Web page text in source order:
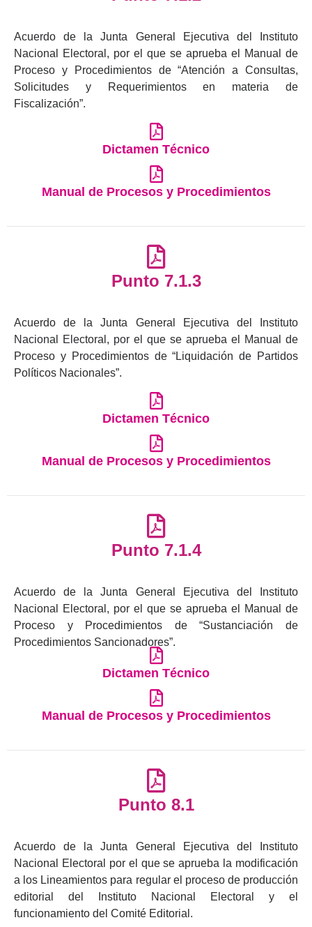
Acuerdo de la Junta General Ejecutiva del Instituto
Nacional Electoral, por el que se aprueba el Manual de
Proceso y Procedimientos de “Atención a Consultas,
Solicitudes y Requerimientos en materia de
Fiscalización”.
Dictamen Técnico
Manual de Procesos y Procedimientos
Punto 7.1.3
Acuerdo de la Junta General Ejecutiva del Instituto
Nacional Electoral, por el que se aprueba el Manual de
Proceso y Procedimientos de “Liquidación de Partidos
Políticos Nacionales”.
Dictamen Técnico
Manual de Procesos y Procedimientos
Punto 7.1.4
Acuerdo de la Junta General Ejecutiva del Instituto
Nacional Electoral, por el que se aprueba el Manual de
Proceso y Procedimientos de “Sustanciación de
Procedimientos Sancionadores”.
Dictamen Técnico
Manual de Procesos y Procedimientos
Punto 8.1
Acuerdo de la Junta General Ejecutiva del Instituto
Nacional Electoral por el que se aprueba la modificación
a los Lineamientos para regular el proceso de producción
editorial del Instituto Nacional Electoral y el
funcionamiento del Comité Editorial.